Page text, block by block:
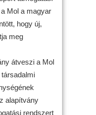
Mol a magyar
hogy új,
meg
átveszi a Mol
alapítvány
rendszert